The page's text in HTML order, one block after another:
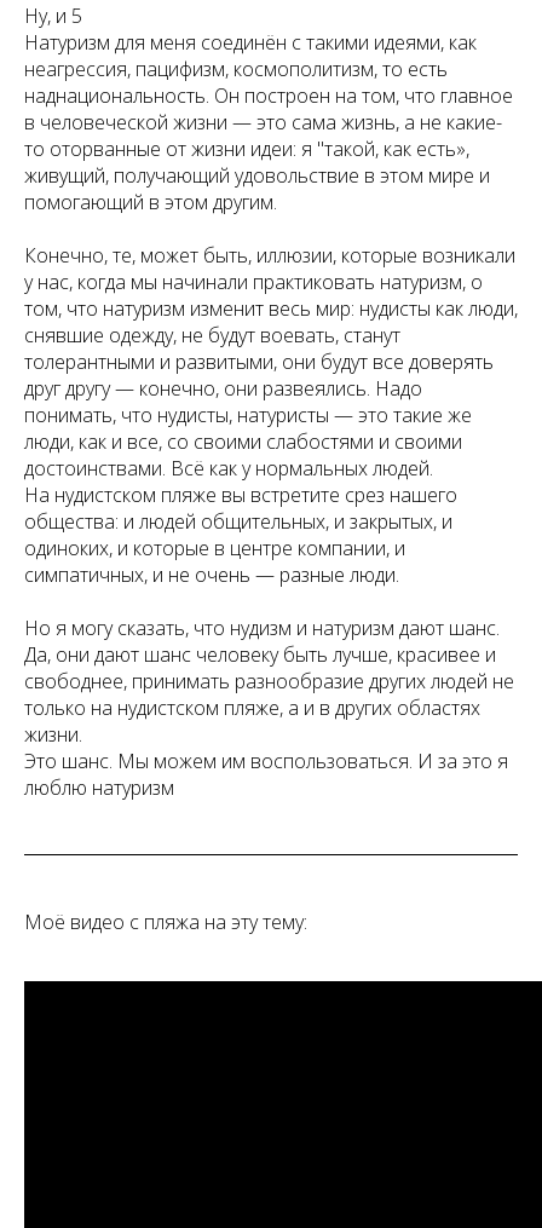
Ну, и 5
Натуризм для меня соединён с такими идеями, как
неагрессия, пацифизм, космополитизм, то есть
наднациональность. Он построен на том, что главное
в человеческой жизни — это сама жизнь, а не какие-
то оторванные от жизни идеи: я "такой, как есть»,
живущий, получающий удовольствие в этом мире и
помогающий в этом другим.
Конечно, те, может быть, иллюзии, которые возникали
у нас, когда мы начинали практиковать натуризм, о
том, что натуризм изменит весь мир: нудисты как люди,
снявшие одежду, не будут воевать, станут
толерантными и развитыми, они будут все доверять
друг другу — конечно, они развеялись. Надо
понимать, что нудисты, натуристы — это такие же
люди, как и все, со своими слабостями и своими
достоинствами. Всё как у нормальных людей.
На нудистском пляже вы встретите срез нашего
общества: и людей общительных, и закрытых, и
одиноких, и которые в центре компании, и
симпатичных, и не очень — разные люди.
Но я могу сказать, что нудизм и натуризм дают шанс.
Да, они дают шанс человеку быть лучше, красивее и
свободнее, принимать разнообразие других людей не
только на нудистском пляже, а и в других областях
жизни.
Это шанс. Мы можем им воспользоваться. И за это я
люблю натуризм
Моё видео с пляжа на эту тему: